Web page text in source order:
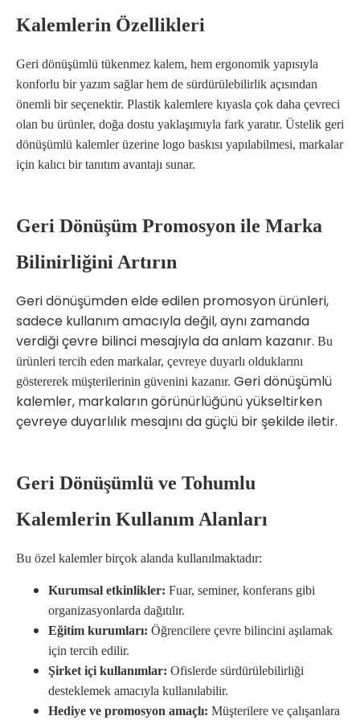
Kalemlerin Özellikleri
Geri dönüşümlü tükenmez kalem, hem ergonomik yapısıyla
konforlu bir yazım sağlar hem de sürdürülebilirlik açısından
önemli bir seçenektir. Plastik kalemlere kıyasla çok daha çevreci
olan bu ürünler, doğa dostu yaklaşımıyla fark yaratır. Üstelik geri
dönüşümlü kalemler üzerine logo baskısı yapılabilmesi, markalar
için kalıcı bir tanıtım avantajı sunar.
Geri Dönüşüm Promosyon ile Marka
Bilinirliğini Artırın
Geri dönüşümden elde edilen promosyon ürünleri,
sadece kullanım amacıyla değil, aynı zamanda
verdiği çevre bilinci mesajıyla da anlam kazanır. Bu
ürünleri tercih eden markalar, çevreye duyarlı olduklarını
göstererek müşterilerinin güvenini kazanır. Geri dönüşümlü
kalemler, markaların görünürlüğünü yükseltirken
çevreye duyarlılık mesajını da güçlü bir şekilde iletir.
Geri Dönüşümlü ve Tohumlu
Kalemlerin Kullanım Alanları
Bu özel kalemler birçok alanda kullanılmaktadır:
Kurumsal etkinlikler: Fuar, seminer, konferans gibi
organizasyonlarda dağıtılır.
Eğitim kurumları: Öğrencilere çevre bilincini aşılamak
için tercih edilir.
Şirket içi kullanımlar: Ofislerde sürdürülebilirliği
desteklemek amacıyla kullanılabilir.
Hediye ve promosyon amaçlı: Müşterilere ve çalışanlara